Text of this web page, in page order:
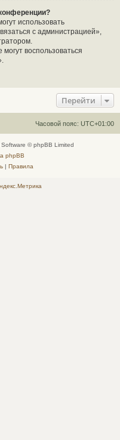
использовать
с администрацией»,
воспользоваться
Перейти
Часовой пояс: UTC+01:00
© phpBB Limited
phpBB
| Правила